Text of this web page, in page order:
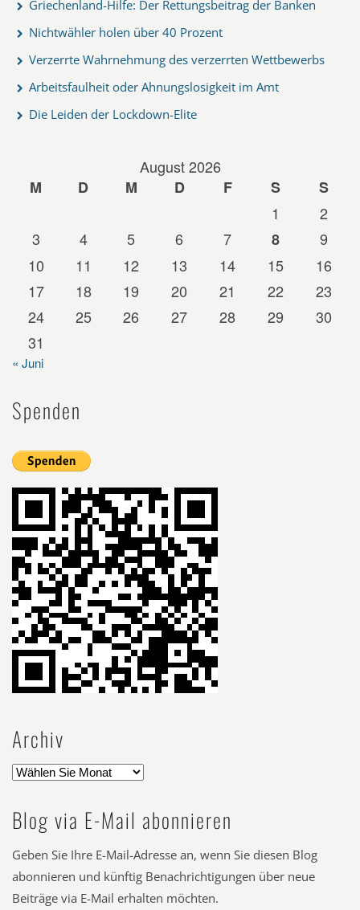
Griechenland-Hilfe: Der Rettungsbeitrag der Banken
Nichtwähler holen über 40 Prozent
Verzerrte Wahrnehmung des verzerrten Wettbewerbs
Arbeitsfaulheit oder Ahnungslosigkeit im Amt
Die Leiden der Lockdown-Elite
August 2026
M
D M D F S
S
1
2
3
4 5 6 7 8
9
10
11 12 13 14 15
16
17
18 19 20 21 22
23
24
25 26 27 28 29
30
31
« Juni
Spenden
Archiv
Blog via E-Mail abonnieren
Geben Sie Ihre E-Mail-Adresse an, wenn Sie diesen Blog
abonnieren und künftig Benachrichtigungen über neue
Beiträge via E-Mail erhalten möchten.